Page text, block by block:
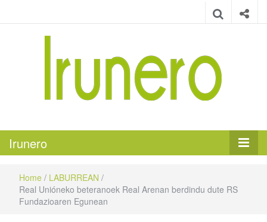
Irunero
Home / LABURREAN /
Real Unióneko beteranoek Real Arenan berdindu dute RS
Fundazioaren Egunean